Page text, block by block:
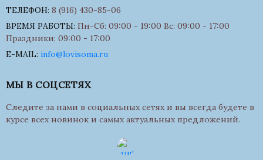
ТЕЛЕФОН: 8 (916) 430-85-06
ВРЕМЯ РАБОТЫ: Пн-Сб: 09:00 - 19:00 Вс: 09:00 - 17:00
Праздники: 09:00 - 17:00
E-MAIL: info@lovisoma.ru
МЫ В СОЦСЕТЯХ
Следите за нами в социальных сетях и вы всегда будете в
курсе всех новинок и самых актуальных предложений.